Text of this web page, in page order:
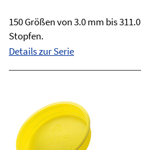
150 Größen von 3.0 mm bis
Stopfen.
Details zur Serie